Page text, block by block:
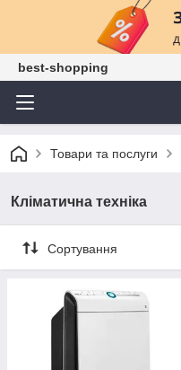
best-shopping
Товари та послуги
Кліматична техніка
Сортування